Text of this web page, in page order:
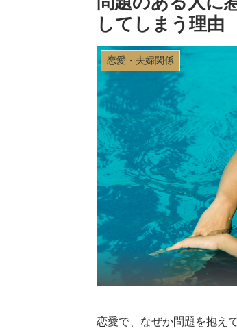
してしまう理由
恋愛・夫婦関係
恋愛で、なぜか問題を抱え